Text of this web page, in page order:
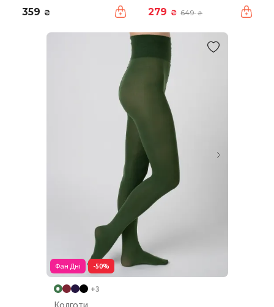
359 ₴ 279 ₴ 649₴
Фан Дні -50%
+3